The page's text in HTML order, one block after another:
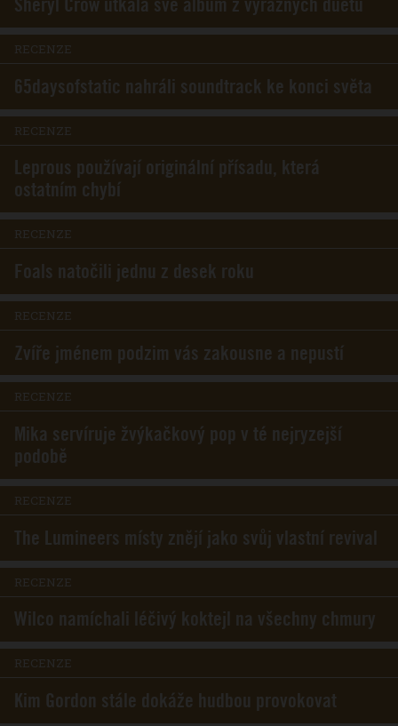
Sheryl Crow utkala své album z výrazných duetů
RECENZE
65daysofstatic nahráli soundtrack ke konci světa
RECENZE
Leprous používají originální přísadu, která
ostatním chybí
RECENZE
Foals natočili jednu z desek roku
RECENZE
Zvíře jménem podzim vás zakousne a nepustí
RECENZE
Mika servíruje žvýkačkový pop v té nejryzejší
podobě
RECENZE
The Lumineers místy znějí jako svůj vlastní revival
RECENZE
Wilco namíchali léčivý koktejl na všechny chmury
RECENZE
Kim Gordon stále dokáže hudbou provokovat